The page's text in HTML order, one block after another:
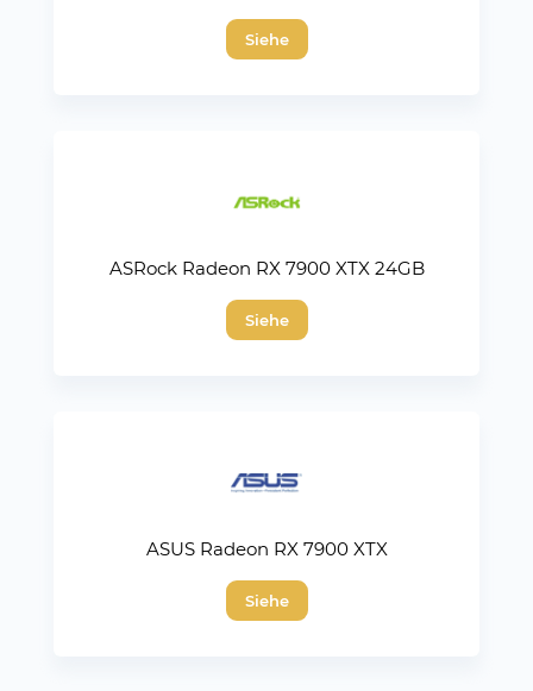
Siehe
ASRock Radeon RX 7900 XTX 24GB
Siehe
ASUS Radeon RX 7900 XTX
Siehe